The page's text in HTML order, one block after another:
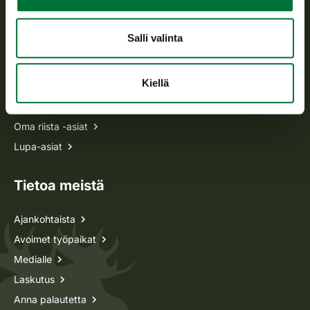
Salli valinta
Kiellä
Usein kysytyt kysymykset
Kaikki yhteystiedot
Metsästyskortti-asiat
Oma riista -asiat
Lupa-asiat
Tietoa meistä
Ajankohtaista
Avoimet työpaikat
Medialle
Laskutus
Anna palautetta